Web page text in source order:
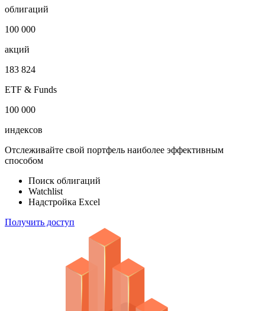
облигаций
100 000
акций
183 824
ETF & Funds
100 000
индексов
Отслеживайте свой портфель наиболее эффективным
способом
Поиск облигаций
Watchlist
Надстройка Excel
Получить доступ